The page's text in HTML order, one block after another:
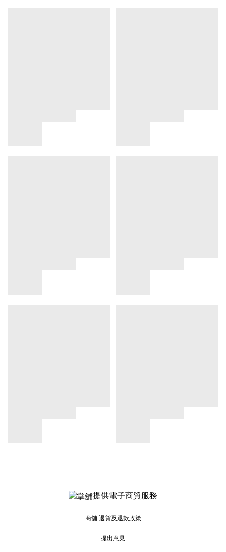
提供電子商貿服務
商舖 退貨及退款政策
提出意見